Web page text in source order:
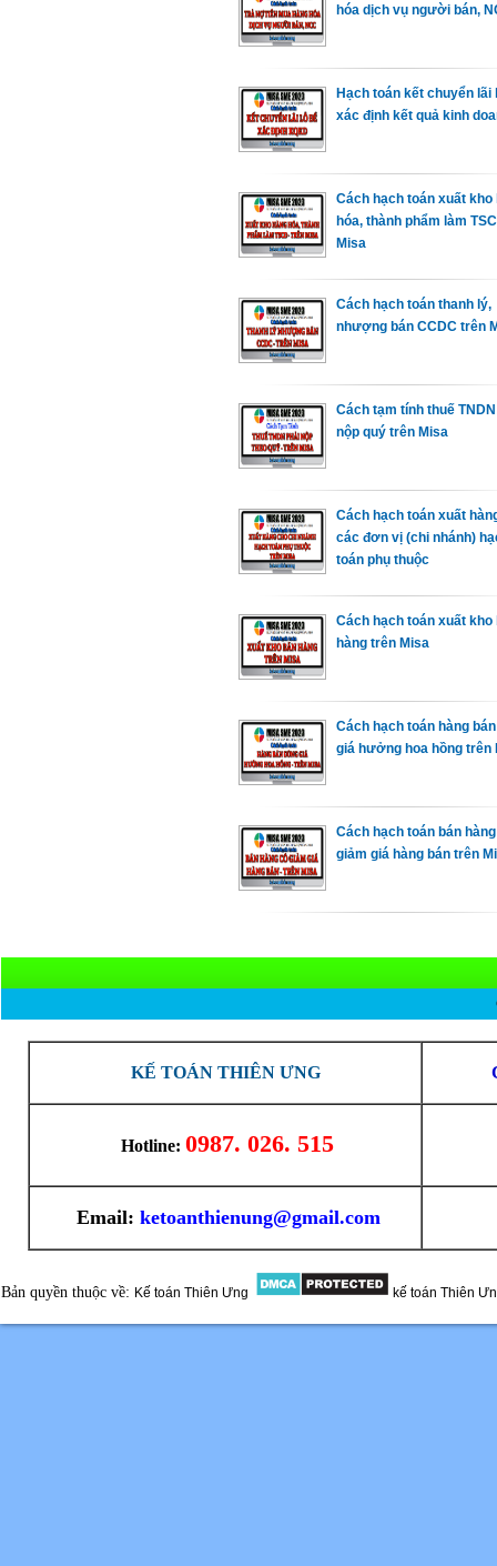
hóa dịch vụ người bán,
Hạch toán kết chuyển lãi
xác định kết quả kinh
Cách hạch toán xuất kho
hóa, thành phẩm làm
Misa
Cách hạch toán thanh lý,
nhượng bán CCDC trên
Cách tạm tính thuế
nộp quý trên Misa
Cách hạch toán xuất
các đơn vị (chi nhánh)
toán phụ thuộc
Cách hạch toán xuất kho
hàng trên Misa
Cách hạch toán hàng
giá hưởng hoa hồng trên
Cách hạch toán bán
giảm giá hàng bán trên
KẾ TOÁN THIÊN ƯNG
Hotline: 0987. 026. 515
Email: ketoanthienung@gmail.com
Bản quyền thuộc về: Kế toán Thiên Ưng kế toán Thiên